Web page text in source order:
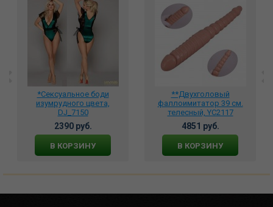
*Сексуальное боди
изумрудного цвета,
DJ_7150
2390 руб.
В КОРЗИНУ
**Двухголовый
фаллоимитатор 39 см.
телесный, YC2117
4851 руб.
В КОРЗИНУ